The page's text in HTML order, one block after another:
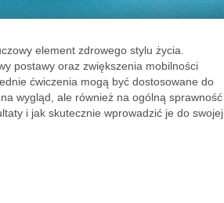
element zdrowego stylu życia.
postawy oraz zwiększenia mobilności
ćwiczenia mogą być dostosowane do
wygląd, ale również na ogólną sprawność
i jak skutecznie wprowadzić je do swojej